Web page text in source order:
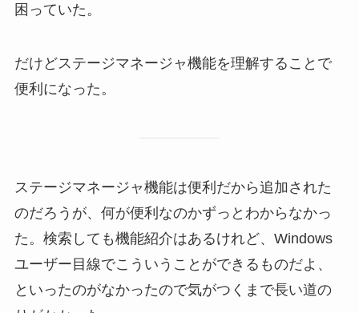
困っていた。
だけどステージマネージャ機能を理解することで
便利になった。
ステージマネージャ機能は便利だから追加された
のだろうが、何が便利なのかずっとわからなかっ
た。検索しても機能紹介はあるけれど、Windows
ユーザー目線でこういうことができるものだよ、
といったのがなかったので気がつくまで長い道の